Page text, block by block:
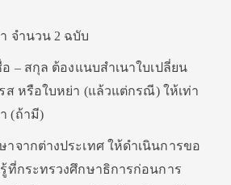
จำนวน 2 ฉบับ
– สกุล ต้องแนบสำเนาใบเปลี่ยน
หรือใบหย่า (แล้วแต่กรณี) ให้เท่า
(ถ้ามี)
จากต่างประเทศ ให้ดำเนินการขอ
ที่กระทรวงศึกษาธิการก่อนการ